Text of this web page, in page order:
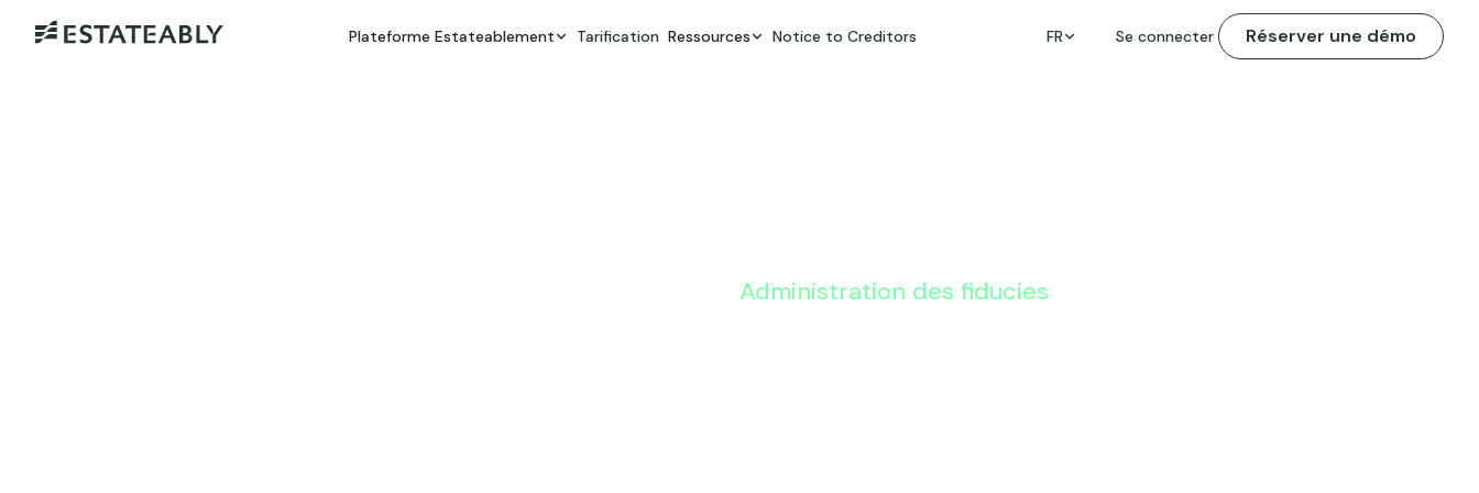
Plateforme Estateablement Tarification Ressources Notice to Creditors FR Se connecter Réserver une démo
Administration des fiducies